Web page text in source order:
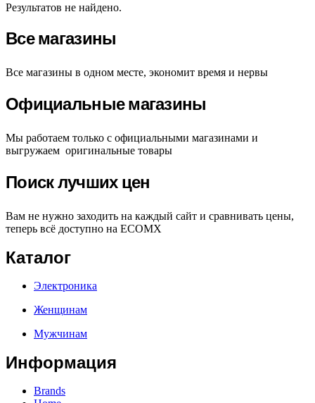
Результатов не найдено.
Все магазины
Все магазины в одном месте, экономит время и нервы
Официальные магазины
Мы работаем только с официальными магазинами и
выгружаем оригинальные товары
Поиск лучших цен
Вам не нужно заходить на каждый сайт и сравнивать цены,
теперь всё доступно на ECOMX
Каталог
Электроника
Женщинам
Мужчинам
Информация
Brands